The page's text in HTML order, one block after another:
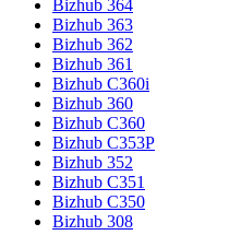
Bizhub 364
Bizhub 363
Bizhub 362
Bizhub 361
Bizhub C360i
Bizhub 360
Bizhub C360
Bizhub C353P
Bizhub 352
Bizhub C351
Bizhub C350
Bizhub 308